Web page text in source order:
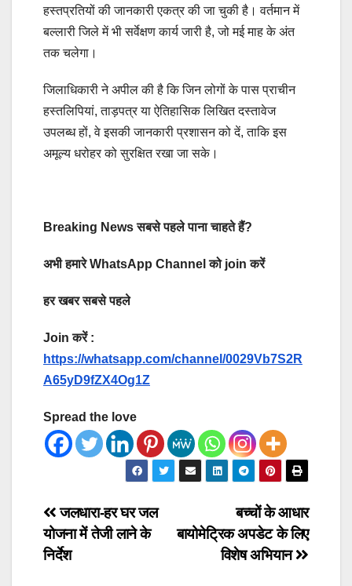
हस्तप्रतियों की जानकारी एकत्र की जा चुकी है। वर्तमान में
बल्लारी जिले में भी सर्वेक्षण कार्य जारी है, जो मई माह के अंत
तक चलेगा।
जिलाधिकारी ने अपील की है कि जिन लोगों के पास प्राचीन
हस्तलिपियां, ताड़पत्र या ऐतिहासिक लिखित दस्तावेज
उपलब्ध हों, वे इसकी जानकारी प्रशासन को दें, ताकि इस
अमूल्य धरोहर को सुरक्षित रखा जा सके।
Breaking News सबसे पहले पाना चाहते हैं?
अभी हमारे WhatsApp Channel को join करें
हर खबर सबसे पहले
Join करें :
https://whatsapp.com/channel/0029Vb7S2R
A65yD9fZX4Og1Z
Spread the love
Post
navigation
बच्चों के आधार
बायोमेट्रिक अपडेट के लिए
विशेष अभियान
जलधारा-हर घर जल
योजना में तेजी लाने के
निर्देश